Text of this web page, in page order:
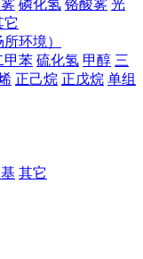
磷化氢 铬酸雾 光
它
环境）
甲苯 硫化氢 甲醇 三
正己烷 正戊烷 单组
其它